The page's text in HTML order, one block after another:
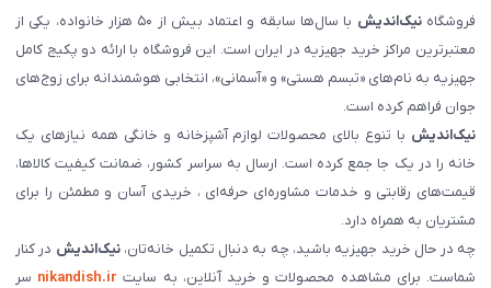
فروشگاهنیک‌اندیش
با سال‌ها سابقه و اعتماد بیش از ۵۰ هزار خانواده، یکی از
معتبرترین مراکز خرید جهیزیه در ایران است. این فروشگاه با ارائه دو پکیج کامل
جهیزیه به نام‌های «تبسم هستی» و «آسمانی»، انتخابی هوشمندانه برای زوج‌های
جوان فراهم کرده است.
نیک‌اندیش با تنوع بالای محصولات لوازم آشپزخانه و خانگی همه نیازهای یک
خانه را در یک جا جمع کرده است. ارسال به سراسر کشور، ضمانت کیفیت کالاها،
قیمت‌های رقابتی و خدمات مشاوره‌ای حرفه‌ای ، خریدی آسان و مطمئن را برای
مشتریان به همراه دارد.
چه در حال خرید جهیزیه باشید، چه به دنبال تکمیل خانه‌تان،نیک‌اندیش در کنار
شماست. برای مشاهده محصولات و خرید آنلاین، به سایت nikandish.ir سر